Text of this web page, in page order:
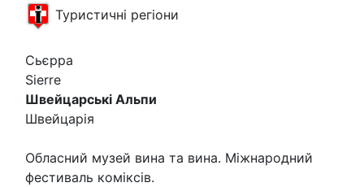
Туристичні регіони
Сьєрра
Sierre
Швейцарські Альпи
Швейцарія
Обласний музей вина та вина. Міжнародний
фестиваль коміксів.